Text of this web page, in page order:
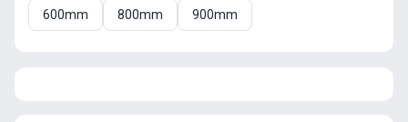
600mm 800mm 900mm